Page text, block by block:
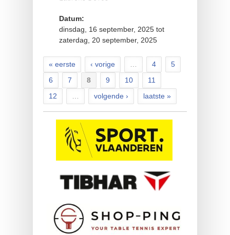
Datum:
dinsdag, 16 september, 2025 tot
zaterdag, 20 september, 2025
Pagina's
« eerste ‹ vorige 4
5
6
7 8 9 10
11
12
volgende › laatste »